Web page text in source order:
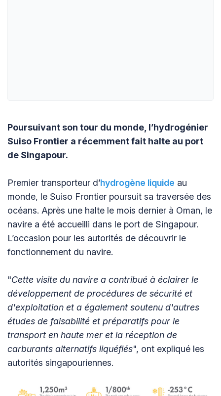
Poursuivant son tour du monde, l’hydrogénier
Suiso Frontier a récemment fait halte au port
de Singapour.
Premier transporteur d’hydrogène liquide au
monde, le Suiso Frontier poursuit sa traversée des
océans. Après une halte le mois dernier à Oman, le
navire a été accueilli dans le port de Singapour.
L’occasion pour les autorités de découvrir le
fonctionnement du navire.
"Cette visite du navire a contribué à éclairer le
développement de procédures de sécurité et
d'exploitation et a également soutenu d'autres
études de faisabilité et préparatifs pour le
transport en haute mer et la réception de
carburants alternatifs liquéfiés", ont expliqué les
autorités singapouriennes.